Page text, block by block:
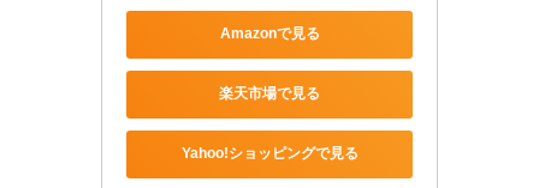
Amazonで見る
楽天市場で見る
Yahoo!ショッピングで見る